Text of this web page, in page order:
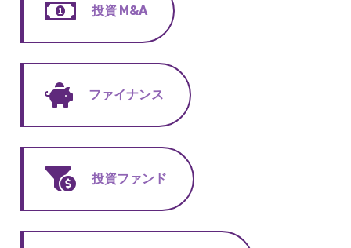
投資 M&A
ファイナンス
投資ファンド